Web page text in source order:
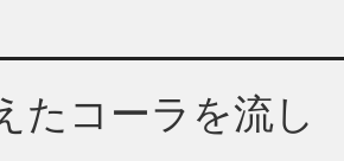
たコーラを流し